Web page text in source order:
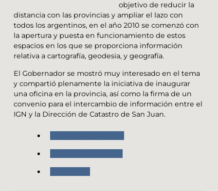
objetivo de reducir la
distancia con las provincias y ampliar el lazo con
todos los argentinos, en el año 2010 se comenzó con
la apertura y puesta en funcionamiento de estos
espacios en los que se proporciona información
relativa a cartografía, geodesia, y geografía.
El Gobernador se mostró muy interesado en el tema
y compartió plenamente la iniciativa de inaugurar
una oficina en la provincia, así como la firma de un
convenio para el intercambio de información entre el
IGN y la Dirección de Catastro de San Juan.